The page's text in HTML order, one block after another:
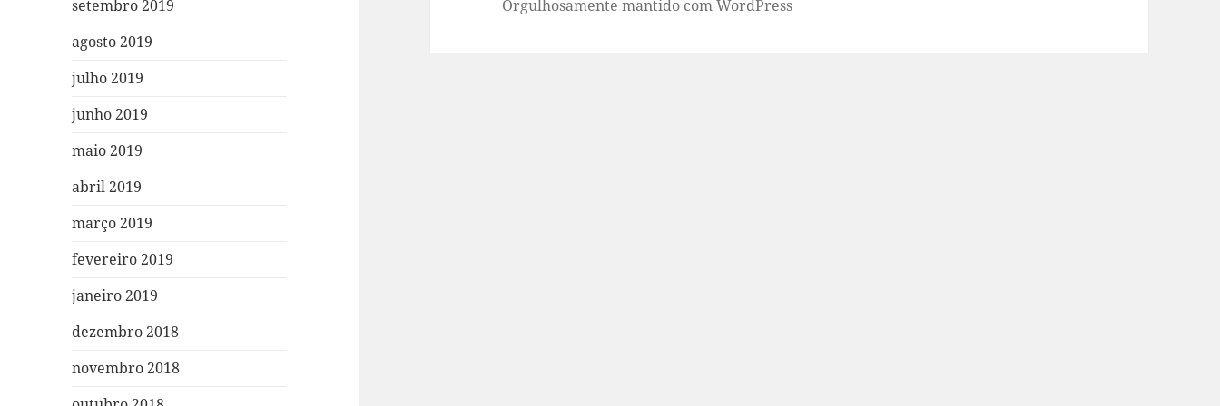
setembro 2019
agosto 2019
julho 2019
junho 2019
maio 2019
abril 2019
março 2019
fevereiro 2019
janeiro 2019
dezembro 2018
novembro 2018
Orgulhosamente mantido com WordPress